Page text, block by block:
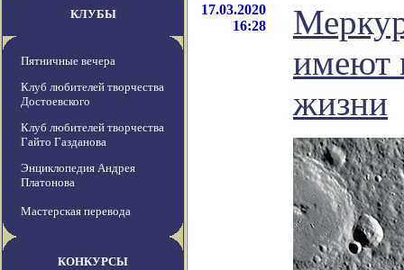
КЛУБЫ
Пятничные вечера
Клуб любителей творчества
Достоевского
Клуб любителей творчества
Гайто Газданова
Энциклопедия Андрея
Платонова
Мастерская перевода
КОНКУРСЫ
17.03.2020
16:28
имеют
жизни